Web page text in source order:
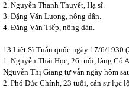
2. Nguyễn Thanh Thuyết, Hạ sĩ.
3. Đặng Văn Lương, nông dân.
4. Đặng Văn Tiếp, nông dân.
13 Liệt Sĩ Tuẫn quốc ngày 17/6/1930
1. Nguyễn Thái Học, 26 tuổi, làng Cổ
Nguyễn Thị Giang tự vẫn ngày hôm
2. Phó Đức Chính, 23 tuổi, cán sự lục